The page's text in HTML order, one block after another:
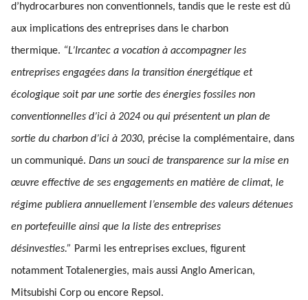
d’hydrocarbures non conventionnels, tandis que le reste est dû
aux implications des entreprises dans le charbon
thermique. “L’Ircantec a vocation à accompagner les
entreprises engagées dans la transition énergétique et
écologique soit par une sortie des énergies fossiles non
conventionnelles d’ici à 2024 ou qui présentent un plan de
sortie du charbon d’ici à 2030, précise la complémentaire, dans
un communiqué. Dans un souci de transparence sur la mise en
œuvre effective de ses engagements en matière de climat, le
régime publiera annuellement l’ensemble des valeurs détenues
en portefeuille ainsi que la liste des entreprises
désinvesties.” Parmi les entreprises exclues, figurent
notamment Totalenergies, mais aussi Anglo American,
Mitsubishi Corp ou encore Repsol.